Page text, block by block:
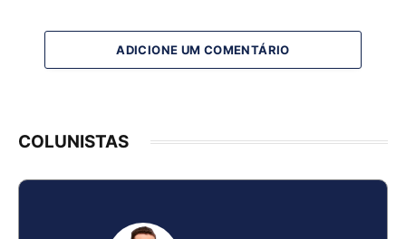
ADICIONE UM COMENTÁRIO
COLUNISTAS